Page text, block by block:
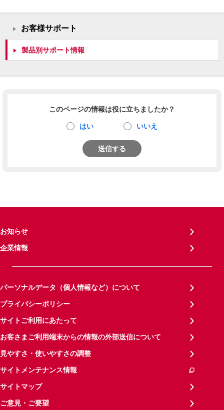
お客様サポート
製品別サポート情報
このページの情報は役に立ちましたか？
はい いいえ
送信する
お知らせ
企業情報
パーソナルデータ（個人情報など）について
プライバシーポリシー
サイトご利用にあたって
お客さまご利用端末からの情報の外部送信について
見やすさ・使いやすさの調整
サイトメンテナンス情報
サイトマップ
ご意見・ご要望